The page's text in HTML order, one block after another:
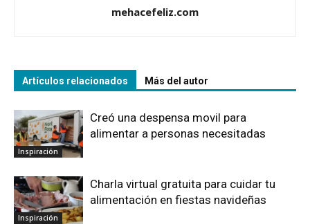
mehacefeliz.com
Artículos relacionados Más del autor
Inspiración
Creó una despensa movil para
alimentar a personas necesitadas
Inspiración
Charla virtual gratuita para cuidar tu
alimentación en fiestas navideñas